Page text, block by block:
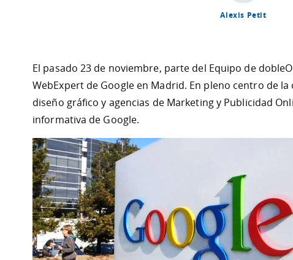
Alexis Petit
El pasado 23 de noviembre, parte del Equipo de
WebExpert de Google en Madrid. En pleno centro de
diseño gráfico y agencias de Marketing y Publicidad
informativa de Google.